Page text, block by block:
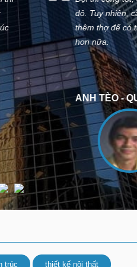
độ. Tuy nhiên, cần bổ
thêm thợ để có thể làm
hơn nữa.
ANH TÈO - QUẬN 1
trúc thiết kế nội thất